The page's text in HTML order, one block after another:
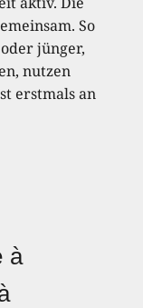
So
jünger,
nutzen
erstmals an
à